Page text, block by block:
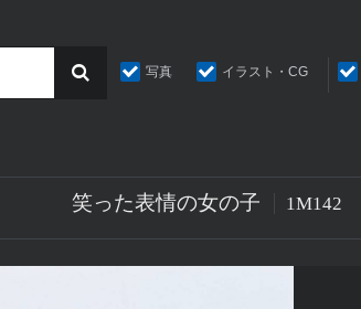
写真 イラスト・CG
笑った表情の女の子 1M142